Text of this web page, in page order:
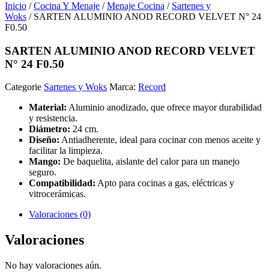
Inicio /Cocina Y Menaje /Menaje Cocina / Sartenes y
Woks / SARTEN ALUMINIO ANOD RECORD VELVET N° 24
F0.50
SARTEN ALUMINIO ANOD RECORD VELVET
N° 24 F0.50
Categorie Sartenes y Woks Marca: Record
Material: Aluminio anodizado, que ofrece mayor durabilidad
y resistencia.
Diámetro: 24 cm.
Diseño: Antiadherente, ideal para cocinar con menos aceite y
facilitar la limpieza.
Mango: De baquelita, aislante del calor para un manejo
seguro.
Compatibilidad: Apto para cocinas a gas, eléctricas y
vitrocerámicas.
Valoraciones (0)
Valoraciones
No hay valoraciones aún.